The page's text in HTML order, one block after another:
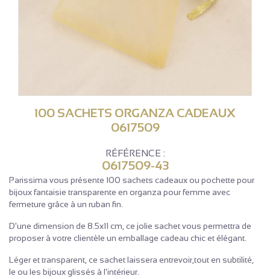
100 SACHETS ORGANZA CADEAUX
0617509
RÉFÉRENCE :
0617509-43
Parissima vous présente 100 sachets cadeaux ou pochette pour
bijoux fantaisie transparente en organza pour femme avec
fermeture grâce à un ruban fin.
D'une dimension de 8.5x11 cm, ce jolie sachet vous permettra de
proposer à votre clientèle un emballage cadeau chic et élégant.
Léger et transparent, ce sachet laissera entrevoir,tout en subtilité,
le ou les bijoux glissés à l'intérieur.